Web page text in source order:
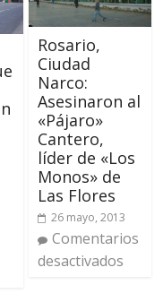
Rosario,
Ciudad
Narco:
Asesinaron al
«Pájaro»
Cantero,
líder de «Los
Monos» de
Las Flores
26 mayo, 2013
Comentarios
desactivados